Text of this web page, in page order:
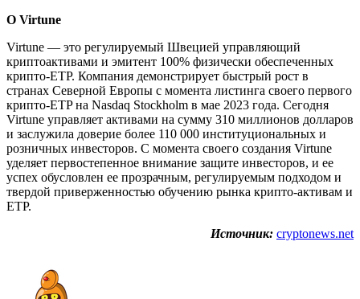
О Virtune
Virtune — это регулируемый Швецией управляющий
криптоактивами и эмитент 100% физически обеспеченных
крипто-ETP. Компания демонстрирует быстрый рост в
странах Северной Европы с момента листинга своего первого
крипто-ETP на Nasdaq Stockholm в мае 2023 года. Сегодня
Virtune управляет активами на сумму 310 миллионов долларов
и заслужила доверие более 110 000 институциональных и
розничных инвесторов. С момента своего создания Virtune
уделяет первостепенное внимание защите инвесторов, и ее
успех обусловлен ее прозрачным, регулируемым подходом и
твердой приверженностью обучению рынка крипто-активам и
ETP.
Источник: cryptonews.net